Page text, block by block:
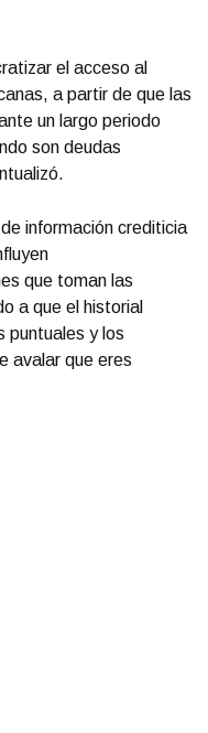
el acceso al
a partir de que las
un largo periodo
son deudas
información crediticia
que toman las
a que el historial
puntuales y los
avalar que eres